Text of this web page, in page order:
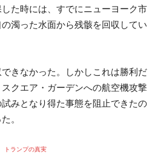
た時には、すでにニューヨーク市
濁った水面から残骸を回収してい
できなかった。しかしこれは勝利だ
クエア・ガーデンへの航空機攻撃
みとなり得た事態を阻止できたの
。
トランプの真実